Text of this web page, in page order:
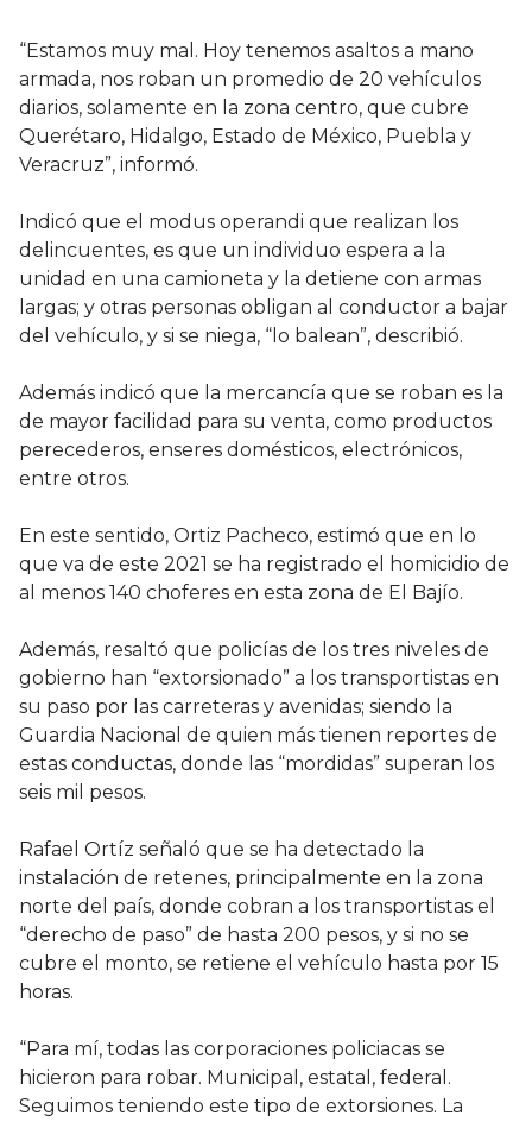
“Estamos muy mal. Hoy tenemos asaltos a mano
armada, nos roban un promedio de 20 vehículos
diarios, solamente en la zona centro, que cubre
Querétaro, Hidalgo, Estado de México, Puebla y
Veracruz”, informó.
Indicó que el modus operandi que realizan los
delincuentes, es que un individuo espera a la
unidad en una camioneta y la detiene con armas
largas; y otras personas obligan al conductor a bajar
del vehículo, y si se niega, “lo balean”, describió.
Además indicó que la mercancía que se roban es la
de mayor facilidad para su venta, como productos
perecederos, enseres domésticos, electrónicos,
entre otros.
En este sentido, Ortiz Pacheco, estimó que en lo
que va de este 2021 se ha registrado el homicidio de
al menos 140 choferes en esta zona de El Bajío.
Además, resaltó que policías de los tres niveles de
gobierno han “extorsionado” a los transportistas en
su paso por las carreteras y avenidas; siendo la
Guardia Nacional de quien más tienen reportes de
estas conductas, donde las “mordidas” superan los
seis mil pesos.
Rafael Ortíz señaló que se ha detectado la
instalación de retenes, principalmente en la zona
norte del país, donde cobran a los transportistas el
“derecho de paso” de hasta 200 pesos, y si no se
cubre el monto, se retiene el vehículo hasta por 15
horas.
“Para mí, todas las corporaciones policiacas se
hicieron para robar. Municipal, estatal, federal.
Seguimos teniendo este tipo de extorsiones. La